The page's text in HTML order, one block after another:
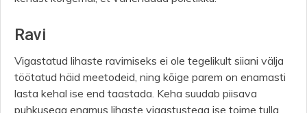
Ravi
Vigastatud lihaste ravimiseks ei ole tegelikult siiani välja
töötatud häid meetodeid, ning kõige parem on enamasti
lasta kehal ise end taastada. Keha suudab piisava
puhkusega enamus lihaste vigastustega ise toime tulla.